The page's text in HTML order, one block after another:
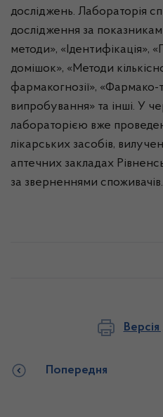
досліджень. Лабораторія
дослідження за
методи», «Ідентифікація»,
домішок», «Методи
фармакогнозії», «Фармако-
випробування» та інші. У
лабораторією вже
лікарських засобів,
аптечних закладах
за зверненнями споживачів.
Попередня